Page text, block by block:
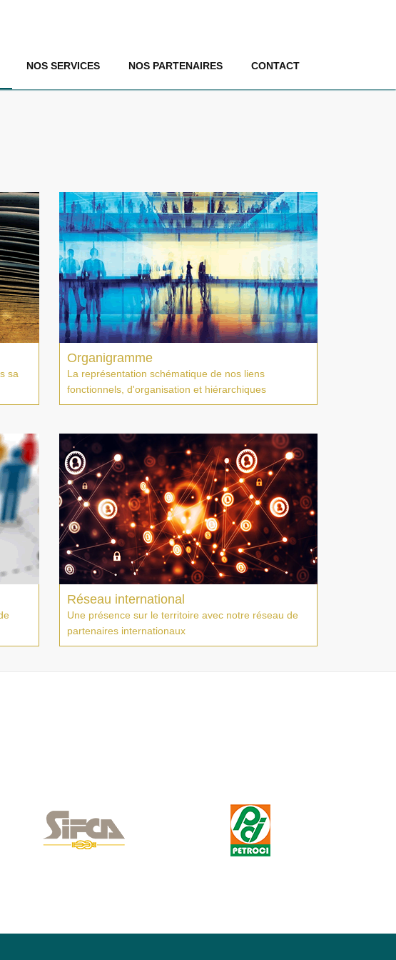
NOS SERVICES NOS PARTENAIRES CONTACT
sa
Organigramme
La représentation schématique de nos liens
fonctionnels, d'organisation et hiérarchiques
Réseau international
Une présence sur le territoire avec notre réseau de
partenaires internationaux